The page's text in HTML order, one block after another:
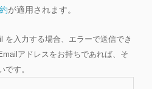
が適用されます。
入力する場合、エラーで送信でき
アドレスをお持ちであれば、そ
です。